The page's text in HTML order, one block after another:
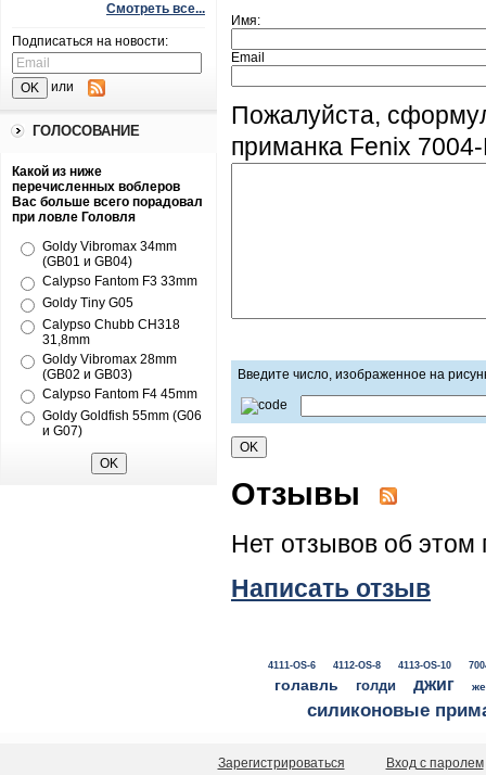
Смотреть все...
Подписаться на новости:
или
ГОЛОСОВАНИЕ
Какой из ниже
перечисленных воблеров
Вас больше всего порадовал
при ловле Головля
Goldy Vibromax 34mm
(GB01 и GB04)
Calypso Fantom F3 33mm
Goldy Tiny G05
Calypso Chubb CH318
31,8mm
Goldy Vibromax 28mm
(GB02 и GB03)
Calypso Fantom F4 45mm
Goldy Goldfish 55mm (G06
и G07)
Имя:
Email
Пожалуйста,
приманка Fenix
Введите число, изображенное на
Отзывы
Нет отзывов об этом
Написать отзыв
4111-OS-6 4112-OS-8 4113-OS-10
голавль голди джиг
силиконовые
Зарегистрироваться Вход с паролем